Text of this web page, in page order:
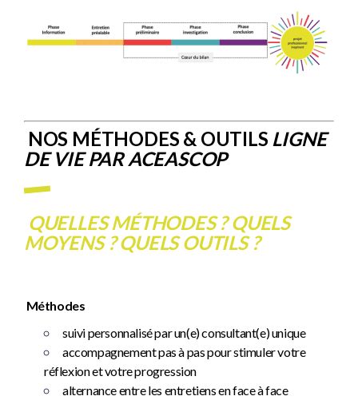
NOS MÉTHODES & OUTILS LIGNE
DE VIE PAR ACEASCOP
QUELLES MÉTHODES ? QUELS
MOYENS ? QUELS OUTILS ?
Méthodes
suivi personnalisé par un(e) consultant(e) unique
accompagnement pas à pas pour stimuler votre
réflexion et votre progression
alternance entre les entretiens en face à face